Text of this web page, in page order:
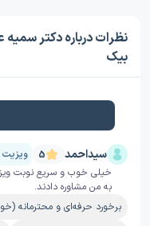
نظرات درباره دکتر سمیه
بیک
سیداحمد 5
خیلی خوب و سریع نوبت
به من مشاوره دادند.
برخورد حرفه‌ای و محترمانه